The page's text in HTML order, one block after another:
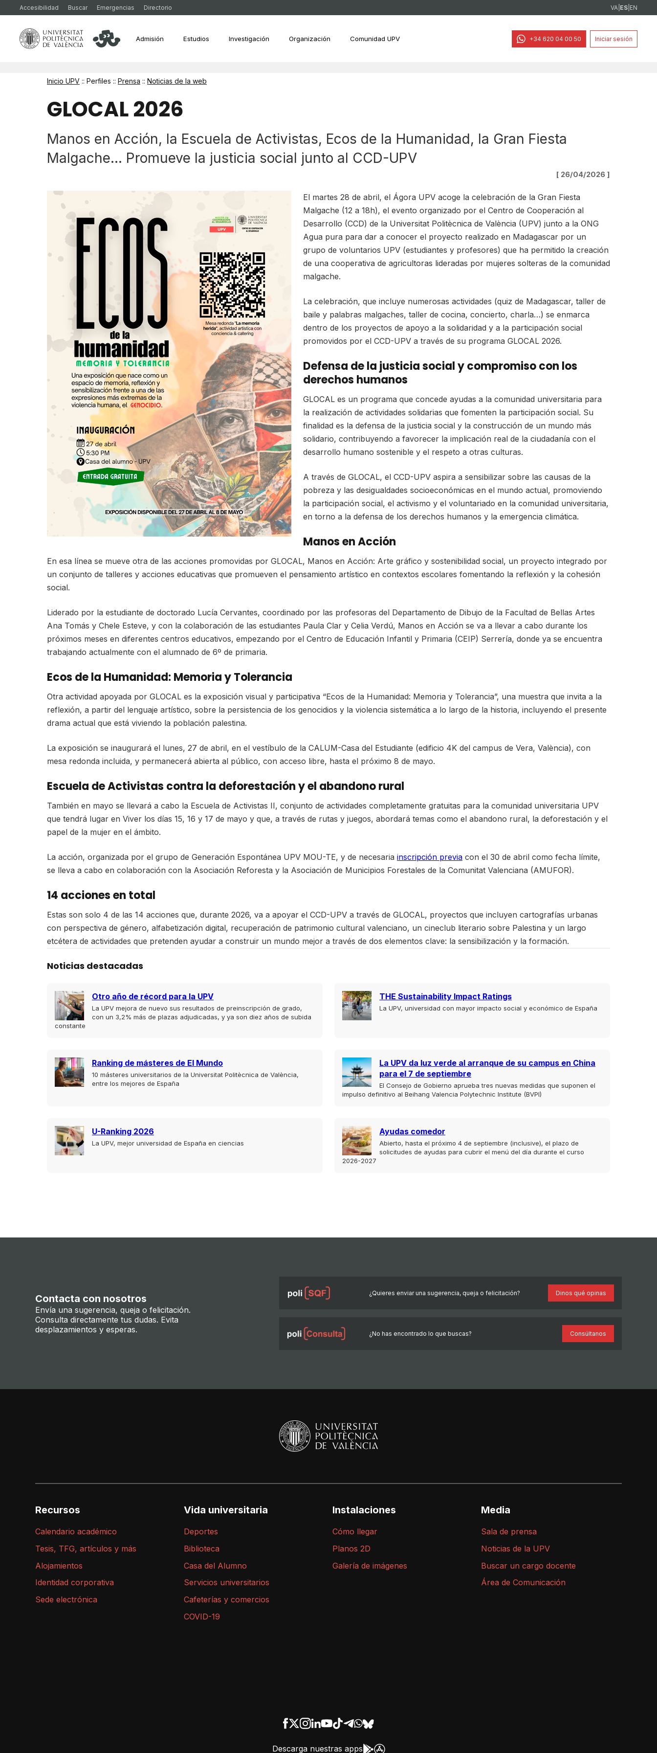
Accesibilidad Buscar Emergencias Directorio VA ES EN
Admisión Estudios Investigación Organización Comunidad UPV +34 620 04 00 50 Iniciar sesión
Inicio UPV :: Perfiles :: Prensa :: Noticias de la web
GLOCAL 2026
Manos en Acción, la Escuela de Activistas, Ecos de la Humanidad, la Gran Fiesta
Malgache... Promueve la justicia social junto al CCD-UPV
[ 26/04/2026 ]
El martes 28 de abril, el Ágora UPV acoge la celebración de la Gran Fiesta
Malgache (12 a 18h), el evento organizado por el Centro de Cooperación al
Desarrollo (CCD) de la Universitat Politècnica de València (UPV) junto a la ONG
Agua pura para dar a conocer el proyecto realizado en Madagascar por un
grupo de voluntarios UPV (estudiantes y profesores) que ha permitido la creación
de una cooperativa de agricultoras lideradas por mujeres solteras de la comunidad
malgache.
La celebración, que incluye numerosas actividades (quiz de Madagascar, taller de
baile y palabras malgaches, taller de cocina, concierto, charla…) se enmarca
dentro de los proyectos de apoyo a la solidaridad y a la participación social
promovidos por el CCD-UPV a través de su programa GLOCAL 2026.
Defensa de la justicia social y compromiso con los
derechos humanos
GLOCAL es un programa que concede ayudas a la comunidad universitaria para
la realización de actividades solidarias que fomenten la participación social. Su
finalidad es la defensa de la justicia social y la construcción de un mundo más
solidario, contribuyendo a favorecer la implicación real de la ciudadanía con el
desarrollo humano sostenible y el respeto a otras culturas.
A través de GLOCAL, el CCD-UPV aspira a sensibilizar sobre las causas de la
pobreza y las desigualdades socioeconómicas en el mundo actual, promoviendo
la participación social, el activismo y el voluntariado en la comunidad universitaria,
en torno a la defensa de los derechos humanos y la emergencia climática.
Manos en Acción
En esa línea se mueve otra de las acciones promovidas por GLOCAL, Manos en Acción: Arte gráfico y sostenibilidad social, un proyecto integrado por
un conjunto de talleres y acciones educativas que promueven el pensamiento artístico en contextos escolares fomentando la reflexión y la cohesión
social.
Liderado por la estudiante de doctorado Lucía Cervantes, coordinado por las profesoras del Departamento de Dibujo de la Facultad de Bellas Artes
Ana Tomás y Chele Esteve, y con la colaboración de las estudiantes Paula Clar y Celia Verdú, Manos en Acción se va a llevar a cabo durante los
próximos meses en diferentes centros educativos, empezando por el Centro de Educación Infantil y Primaria (CEIP) Serrería, donde ya se encuentra
trabajando actualmente con el alumnado de 6º de primaria.
Ecos de la Humanidad: Memoria y Tolerancia
Otra actividad apoyada por GLOCAL es la exposición visual y participativa “Ecos de la Humanidad: Memoria y Tolerancia”, una muestra que invita a la
reflexión, a partir del lenguaje artístico, sobre la persistencia de los genocidios y la violencia sistemática a lo largo de la historia, incluyendo el presente
drama actual que está viviendo la población palestina.
La exposición se inaugurará el lunes, 27 de abril, en el vestíbulo de la CALUM-Casa del Estudiante (edificio 4K del campus de Vera, València), con
mesa redonda incluida, y permanecerá abierta al público, con acceso libre, hasta el próximo 8 de mayo.
Escuela de Activistas contra la deforestación y el abandono rural
También en mayo se llevará a cabo la Escuela de Activistas II, conjunto de actividades completamente gratuitas para la comunidad universitaria UPV
que tendrá lugar en Viver los días 15, 16 y 17 de mayo y que, a través de rutas y juegos, abordará temas como el abandono rural, la deforestación y el
papel de la mujer en el ámbito.
La acción, organizada por el grupo de Generación Espontánea UPV MOU-TE, y de necesaria inscripción previa con el 30 de abril como fecha límite,
se lleva a cabo en colaboración con la Asociación Reforesta y la Asociación de Municipios Forestales de la Comunitat Valenciana (AMUFOR).
14 acciones en total
Estas son solo 4 de las 14 acciones que, durante 2026, va a apoyar el CCD-UPV a través de GLOCAL, proyectos que incluyen cartografías urbanas
con perspectiva de género, alfabetización digital, recuperación de patrimonio cultural valenciano, un cineclub literario sobre Palestina y un largo
etcétera de actividades que pretenden ayudar a construir un mundo mejor a través de dos elementos clave: la sensibilización y la formación.
Noticias destacadas
Otro año de récord para la UPV
La UPV mejora de nuevo sus resultados de preinscripción de grado,
con un 3,2% más de plazas adjudicadas, y ya son diez años de subida
constante
THE Sustainability Impact Ratings
La UPV, universidad con mayor impacto social y económico de España
Ranking de másteres de El Mundo
10 másteres universitarios de la Universitat Politècnica de València,
entre los mejores de España
La UPV da luz verde al arranque de su campus en China
para el 7 de septiembre
El Consejo de Gobierno aprueba tres nuevas medidas que suponen el
impulso definitivo al Beihang Valencia Polytechnic Institute (BVPI)
U-Ranking 2026
La UPV, mejor universidad de España en ciencias
Ayudas comedor
Abierto, hasta el próximo 4 de septiembre (inclusive), el plazo de
solicitudes de ayudas para cubrir el menú del día durante el curso
2026-2027
Contacta con nosotros
Envía una sugerencia, queja o felicitación.
Consulta directamente tus dudas. Evita
desplazamientos y esperas.
¿Quieres enviar una sugerencia, queja o felicitación? Dinos qué opinas
¿No has encontrado lo que buscas? Consúltanos
Recursos
Calendario académico
Tesis, TFG, artículos y más
Alojamientos
Identidad corporativa
Sede electrónica
Vida universitaria
Deportes
Biblioteca
Casa del Alumno
Servicios universitarios
Cafeterías y comercios
COVID-19
Instalaciones
Cómo llegar
Planos 2D
Galería de imágenes
Media
Sala de prensa
Noticias de la UPV
Buscar un cargo docente
Área de Comunicación
Descarga nuestras apps